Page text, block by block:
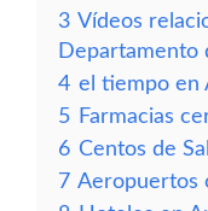
3 Vídeos
Departamento
4 el tiempo en
5 Farmacias
6 Centos de
7 Aeropuertos